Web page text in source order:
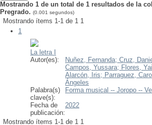
Mostrando 1 de un total de 1 resultados de la
Pregrado. (0.001 segundos)
Mostrando ítems 1-1 de 1 1
1
La letra I
Autor(es):
Nuñez, Fernanda; Cruz,
Campos, Yussara; Flores,
Alarcón, Iris; Parraguez,
Ángeles
Palabra(s)
clave(s):
Forma musical -- Joropo --
Fecha de
publicación:
2022
Mostrando ítems 1-1 de 1 1